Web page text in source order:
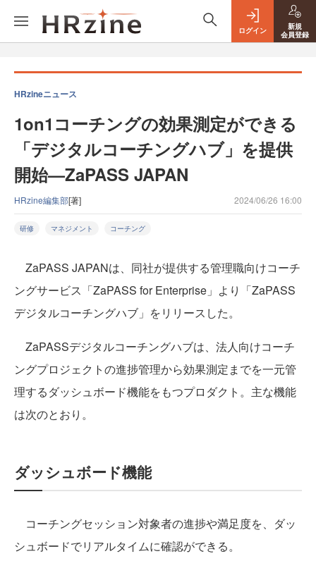
ログイン
新規
会員登録
HRzineニュース
1on1コーチングの効果測定ができる
「デジタルコーチングハブ」を提供
開始—ZaPASS JAPAN
HRzine編集部[著] 2024/06/26 16:00
研修 マネジメント コーチング
ZaPASS JAPANは、同社が提供する管理職向けコーチ
ングサービス「ZaPASS for Enterprise」より「ZaPASS
デジタルコーチングハブ」をリリースした。
ZaPASSデジタルコーチングハブは、法人向けコーチ
ングプロジェクトの進捗管理から効果測定までを一元管
理するダッシュボード機能をもつプロダクト。主な機能
は次のとおり。
ダッシュボード機能
コーチングセッション対象者の進捗や満足度を、ダッ
シュボードでリアルタイムに確認ができる。